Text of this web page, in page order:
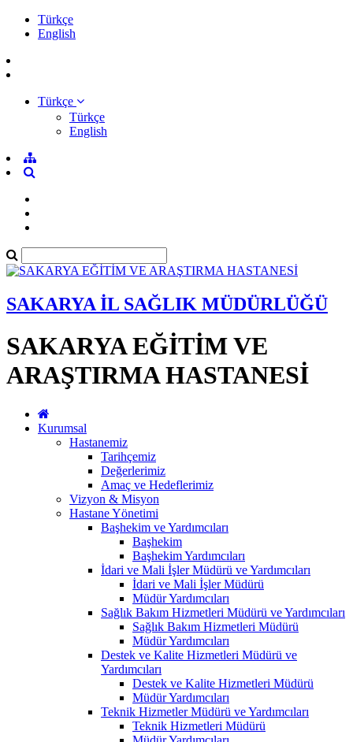
Türkçe
English
Türkçe
Türkçe
English
SAKARYA İL SAĞLIK MÜDÜRLÜĞÜ
SAKARYA EĞİTİM VE
ARAŞTIRMA HASTANESİ
Kurumsal
Hastanemiz
Tarihçemiz
Değerlerimiz
Amaç ve Hedeflerimiz
Vizyon & Misyon
Hastane Yönetimi
Başhekim ve Yardımcıları
Başhekim
Başhekim Yardımcıları
İdari ve Mali İşler Müdürü ve Yardımcıları
İdari ve Mali İşler Müdürü
Müdür Yardımcıları
Sağlık Bakım Hizmetleri Müdürü ve Yardımcıları
Sağlık Bakım Hizmetleri Müdürü
Müdür Yardımcıları
Destek ve Kalite Hizmetleri Müdürü ve
Yardımcıları
Destek ve Kalite Hizmetleri Müdürü
Müdür Yardımcıları
Teknik Hizmetler Müdürü ve Yardımcıları
Teknik Hizmetleri Müdürü